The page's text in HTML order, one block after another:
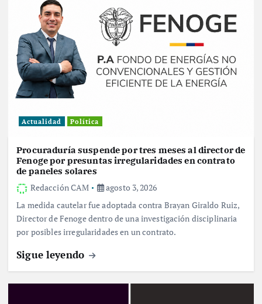
Actualidad Política
Procuraduría suspende por tres meses al director de
Fenoge por presuntas irregularidades en contrato
de paneles solares
Redacción CAM
agosto 3, 2026
La medida cautelar fue adoptada contra Brayan Giraldo Ruiz,
Director de Fenoge dentro de una investigación disciplinaria
por posibles irregularidades en un contrato.
Sigue leyendo